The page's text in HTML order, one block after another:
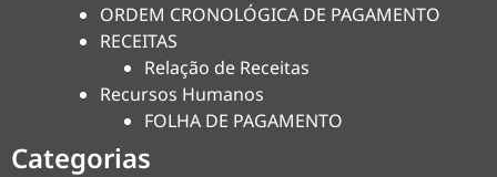
ORDEM CRONOLÓGICA DE PAGAMENTO
RECEITAS
Relação de Receitas
Recursos Humanos
FOLHA DE PAGAMENTO
Categorias